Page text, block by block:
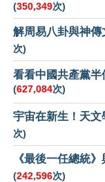
(350,349次)
解周易八卦與神
次)
看看中國共產黨
(627,084次)
宇宙在新生！天
次)
《最後一任總統
(242,596次)